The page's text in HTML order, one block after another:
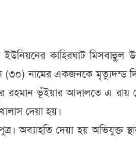
কাহিরঘাট মিসবাহুুল
নামের একজনকে মৃত্যুদন্ড
রহমান ভূঁইয়ার আদালতে এ রায়
দেয়া হয়।
অব্যাহতি দেয়া হয় অভিযুক্ত